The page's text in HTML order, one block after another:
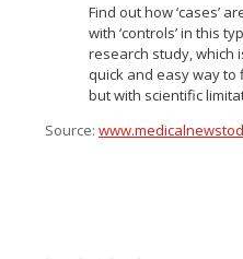
Find out how ‘cases’
with ‘controls’ in this
research study, which
quick and easy way to
but with scientific
Source: